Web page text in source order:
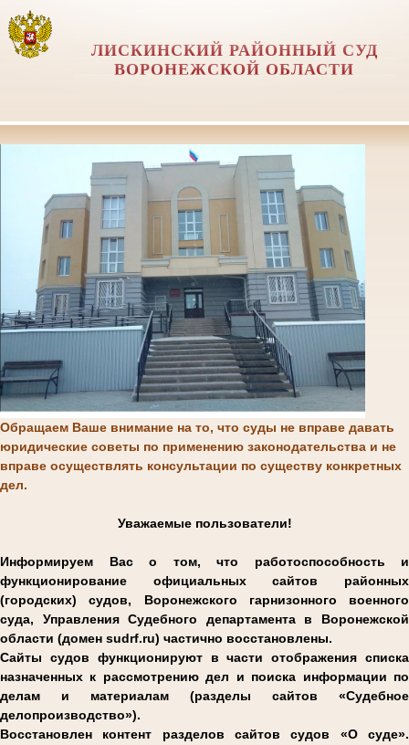
ЛИСКИНСКИЙ РАЙОННЫЙ СУД
ВОРОНЕЖСКОЙ ОБЛАСТИ
Обращаем Ваше внимание на то, что суды не вправе давать
юридические советы по применению законодательства и не
вправе осуществлять консультации по существу конкретных
дел.
Уважаемые пользователи!
Информируем Вас о том, что работоспособность и
функционирование официальных сайтов районных
(городских) судов, Воронежского гарнизонного военного
суда, Управления Судебного департамента в Воронежской
области (домен sudrf.ru) частично восстановлены.
Сайты судов функционируют в части отображения списка
назначенных к рассмотрению дел и поиска информации по
делам и материалам (разделы сайтов «Судебное
делопроизводство»).
Восстановлен контент разделов сайтов судов «О суде».